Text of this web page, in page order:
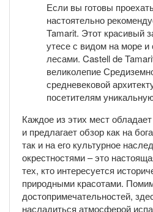
Если вы готовы
настоятельно
Tamarit. Этот красивый
утесе с видом на море
лесами. Castell de
великолепие
средневековой
посетителям
Каждое из этих мест
и предлагает обзор как на
так и на его культурное
окрестностями – это
тех, кто интересуется
природными красотами.
достопримечательностей,
насладиться атмосферой